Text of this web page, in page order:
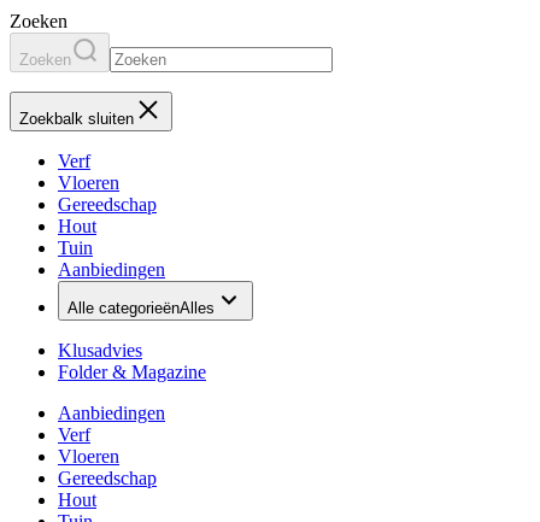
Zoeken
Zoeken
Zoekbalk sluiten
Verf
Vloeren
Gereedschap
Hout
Tuin
Aanbiedingen
Alle categorieënAlles
Klusadvies
Folder & Magazine
Aanbiedingen
Verf
Vloeren
Gereedschap
Hout